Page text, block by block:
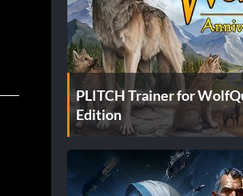
PLITCH Trainer for
Edition